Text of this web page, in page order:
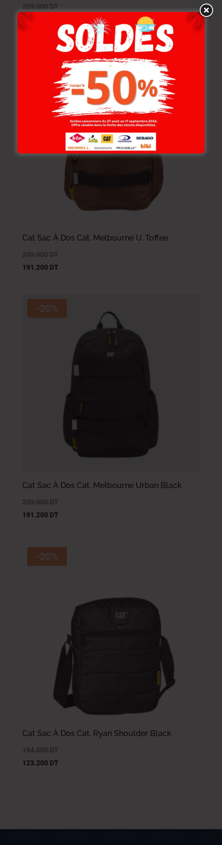
229.000 DT
183.200
Cat Sac À Dos Cat. Melbourne U. Toffee
239.000 DT
191.200 DT
-20%
Cat Sac À Dos Cat. Melbourne Urban Black
239.000 DT
191.200 DT
-20%
Cat Sac À Dos Cat. Ryan Shoulder Black
154.000 DT
123.200 DT